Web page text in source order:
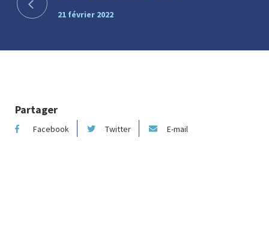
21 février 2022
Partager
Facebook Twitter E-mail